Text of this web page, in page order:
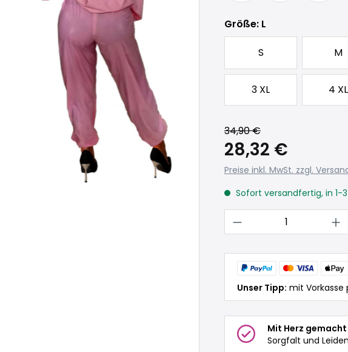
Größeauswählen
: L
S M
3 XL 4 XL
34,90 €
28,32 €
Preise inkl. MwSt. zzgl.
Sofort versandfertig, in 1-
Produkt
Unser Tipp: mit Vorkasse
Mit Herz gemacht
Sorgfalt und